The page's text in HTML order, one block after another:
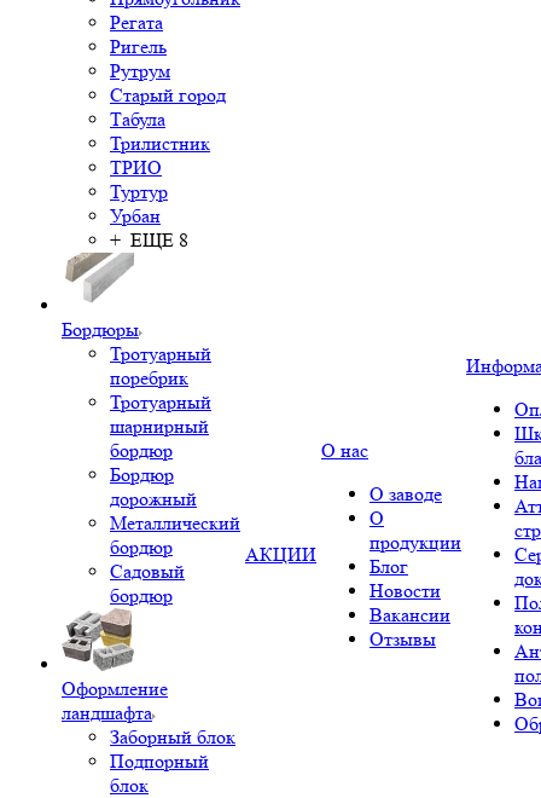
Регата
Ригель
Рутрум
Старый город
Табула
Трилистник
ТРИО
Туртур
Урбан
+ ЕЩЕ 8
Бордюры
Тротуарный
поребрик
Тротуарный
шарнирный
бордюр
Бордюр
дорожный
Металлический
бордюр
Садовый
бордюр
Оформление
ландшафта
Заборный блок
Подпорный
блок
АКЦИИ
О нас
О заводе
О
продукции
Блог
Новости
Вакансии
Отзывы